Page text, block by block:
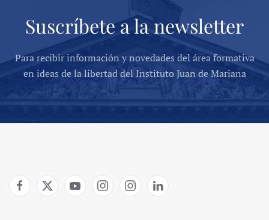
Suscríbete a la newsletter
Para recibir información y novedades del área formativa
en ideas de la libertad del Instituto Juan de Mariana